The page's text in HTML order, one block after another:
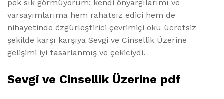
pek sık görmüyorum; kendi önyargılarımı ve
varsayımlarıma hem rahatsız edici hem de
nihayetinde özgürleştirici çevrimiçi oku ücretsiz
şekilde karşı karşıya Sevgi ve Cinsellik Üzerine
gelişimi iyi tasarlanmış ve çekiciydi.
Sevgi ve Cinsellik Üzerine pdf